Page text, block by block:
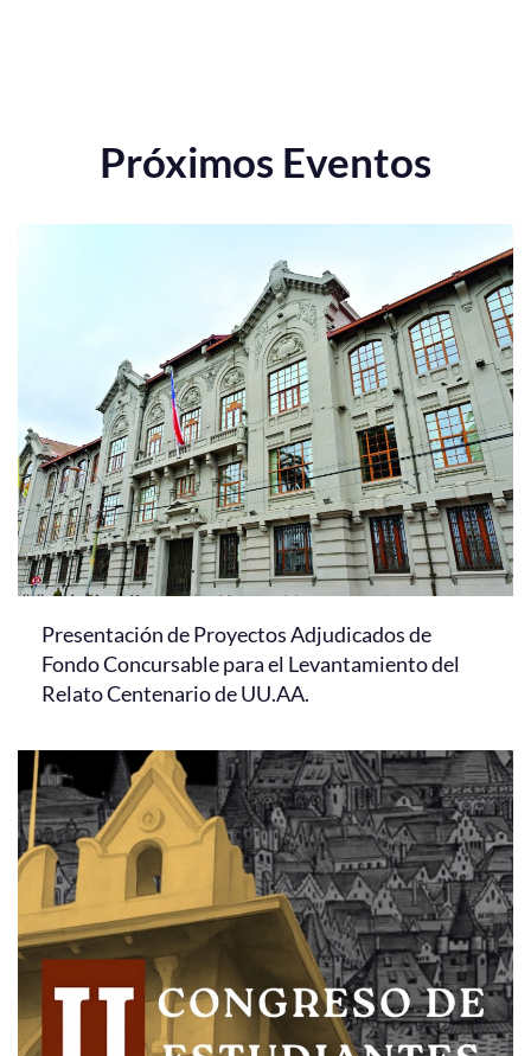
Próximos Eventos
Presentación de Proyectos Adjudicados de
Fondo Concursable para el Levantamiento del
Relato Centenario de UU.AA.